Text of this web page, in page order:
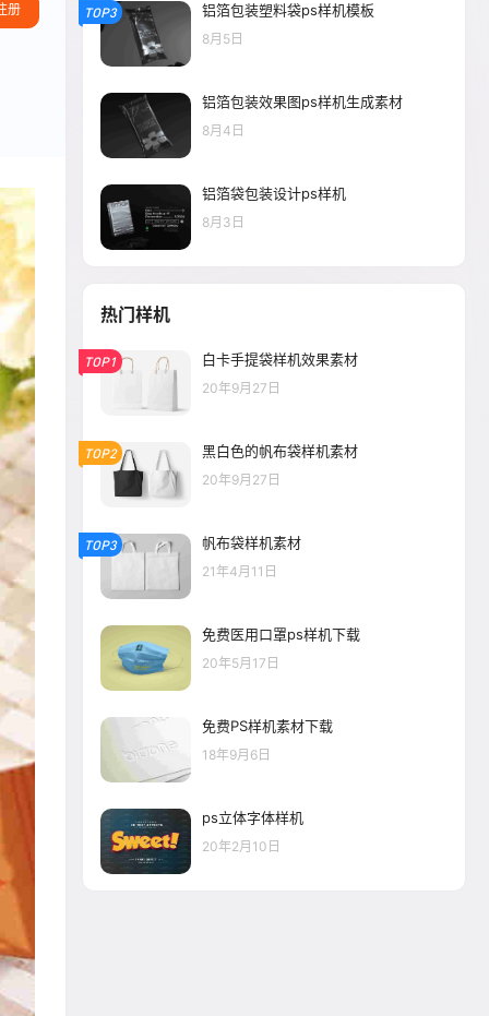
册 TOP3 铝箔包装塑料袋ps样机模板
8月5日
铝箔包装效果图ps样机生成素材
8月4日
铝箔袋包装设计ps样机
8月3日
热门样机
TOP1 白卡手提袋样机效果素材
20年9月27日
TOP2 黑白色的帆布袋样机素材
20年9月27日
TOP3 帆布袋样机素材
21年4月11日
免费医用口罩ps样机下载
20年5月17日
免费PS样机素材下载
18年9月6日
ps立体字体样机
20年2月10日